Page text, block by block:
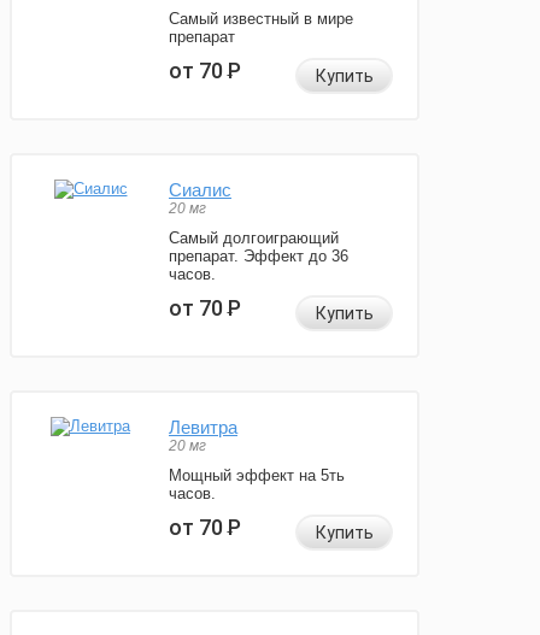
Самый известный в мире
препарат
от 70Р Купить
Сиалис
20 мг
Самый долгоиграющий
препарат. Эффект до 36
часов.
от 70Р Купить
Левитра
20 мг
Мощный эффект на 5ть
часов.
от 70Р Купить